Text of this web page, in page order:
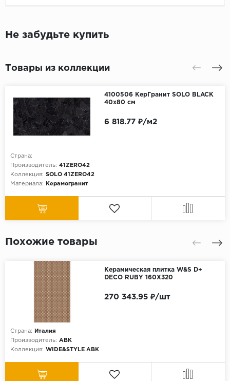
Не забудьте купить
Товары из коллекции
4100506 КерГранит SOLO BLACK
40x80 см
Страна:
Производитель: 41ZERO42
Коллекция: SOLO 41ZERO42
Материала:
Керамогранит
6 818.77 ₽/м2
Похожие товары
Керамическая плитка W&S D+
DECO RUBY 160X320
Страна:
Италия
Производитель: ABK
Коллекция: WIDE&STYLE ABK
270 343.95 ₽/шт